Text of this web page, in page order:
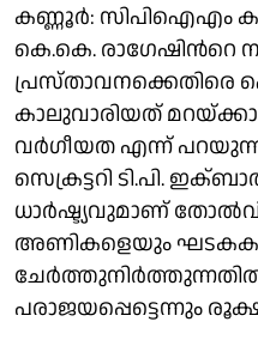
കണ്ണൂർ: സിപിഐഎം
കെ.കെ. രാഗേഷിന്‍റെ
കാലുവാരിയത്
വര്‍ഗീയത എന്ന്
സെക്രട്ടറി ടി.പി.
ധാര്‍ഷ്ട്യവുമാണ്
അണികളെയും
പരാജയപ്പെട്ടെന്നും